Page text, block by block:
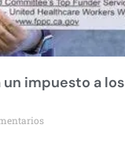
impuesto a los